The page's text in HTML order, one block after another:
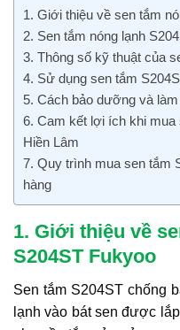
1. Giới thiệu về sen tắm
2. Sen tắm nóng lạnh
3. Thông số kỹ thuật của
4. Sử dụng sen tắm
5. Cách bảo dưỡng và
6. Cam kết lợi ích khi
Hiền Lâm
7. Quy trình mua sen tắm
hàng
1. Giới thiệu về
S204ST Fukyoo
Sen tắm S204ST chống
lạnh vào bát sen được